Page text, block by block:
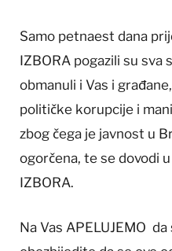
Samo petnaest dana
IZBORA pogazili su sva
obmanuli i Vas i
političke korupcije i
zbog čega je javnost u
ogorčena, te se dovodi
IZBORA.
Na Vas APELUJEMO